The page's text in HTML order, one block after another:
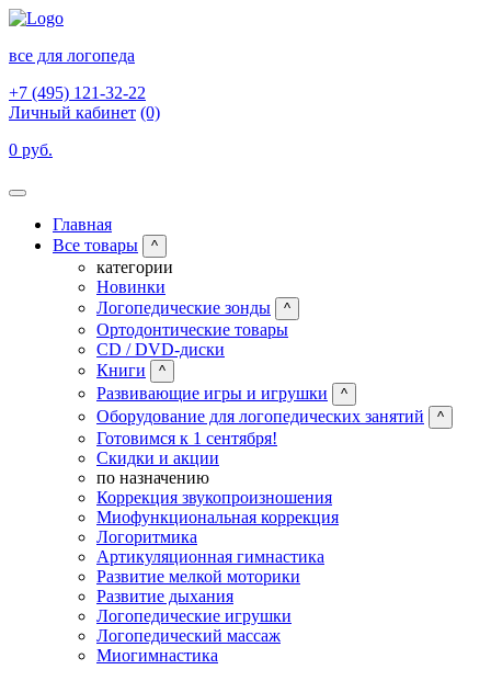
все для логопеда
+7 (495) 121-32-22
Личный кабинет (0)
0 руб.
Главная
Все товары
^
категории
Новинки
Логопедические зонды
^
Ортодонтические товары
CD / DVD-диски
Книги
^
Развивающие игры и игрушки ^
Оборудование для логопедических занятий ^
Готовимся к 1 сентября!
Скидки и акции
по назначению
Коррекция звукопроизношения
Миофункциональная коррекция
Логоритмика
Артикуляционная гимнастика
Развитие мелкой моторики
Развитие дыхания
Логопедические игрушки
Логопедический массаж
Миогимнастика